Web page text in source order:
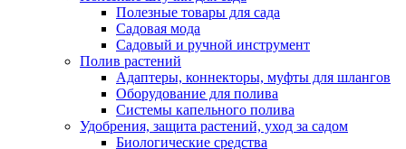
Полезные товары для сада
Садовая мода
Садовый и ручной инструмент
Полив растений
Адаптеры, коннекторы, муфты для шлангов
Оборудование для полива
Системы капельного полива
Удобрения, защита растений, уход за садом
Биологические средства